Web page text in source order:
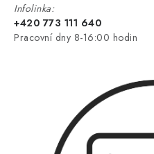
Infolinka:
+420 773 111 640
Pracovní dny 8-16:00 hodin